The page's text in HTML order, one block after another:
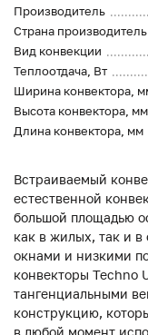
Производитель
Страна производитель
Вид конвекции
Теплоотдача, Вт
Ширина конвектора,
Высота конвектора, мм
Длина конвектора, мм
Встраиваемый
естественной
большой площадью
как в жилых, так и
окнами и низкими
конвекторы Techno
тангенциальными
конструкцию,